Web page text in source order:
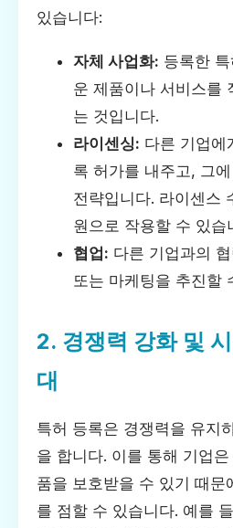
있습니다:
자체 사업화: 등록한
운 제품이나 서비스를
는 것입니다.
라이센싱: 다른 기업에
록 허가를 내주고, 그
전략입니다. 라이센스
원으로 작용할 수 있습
협업: 다른 기업과의
또는 마케팅을 추진할
2. 경쟁력 강화 및
대
특허 등록은 경쟁력을 유지
을 합니다. 이를 통해 기업
품을 보호받을 수 있기 때문
를 점할 수 있습니다. 예를